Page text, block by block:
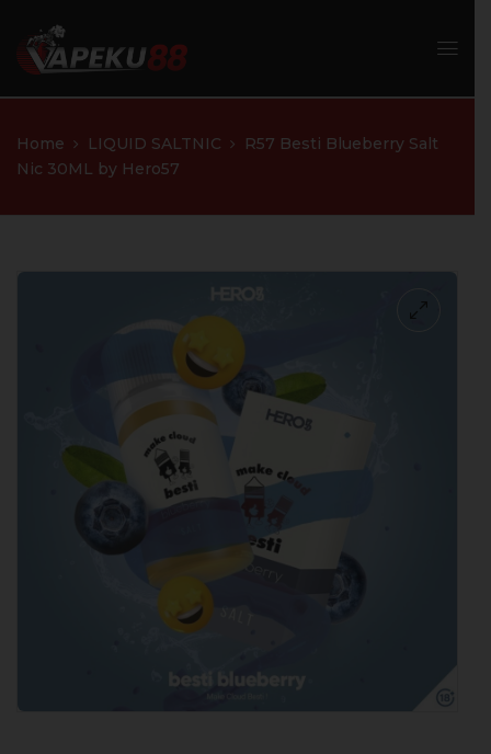
Home LIQUID SALTNIC
R57 Besti Blueberry Salt
Nic 30ML by Hero57